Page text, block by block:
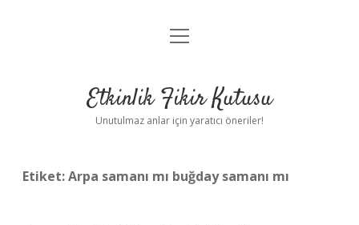
Anasayfa
Yasal Uyarı
menüyü
Etkinlik Fikir Kutusu
Unutulmaz anlar için yaratıcı öneriler!
Etiket:Arpa samanı mı buğday samanı mı